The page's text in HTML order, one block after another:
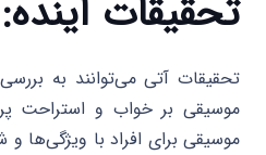
تحقیقات آینده:
تحقیقات آتی می‌توانند به
موسیقی بر خواب و استراحت
موسیقی برای افراد با ویژگی‌ها